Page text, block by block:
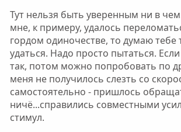
Тут нельзя быть уверенным ни в
мне, к примеру, удалось
гордом одиночестве, то думаю тебе
удаться. Надо просто пытаться.
так, потом можно попробовать по
меня не получилось слезть со
самостоятельно - пришлось
ничё...справились совместными
стимул.